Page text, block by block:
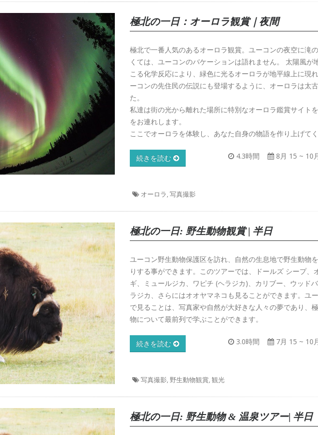
極北の一日：オーロラ観賞｜夜間
極北で一番人気のあるオーロラ観賞。ユーコンの夜空に滝
くては、ユーコンのバケーションは語れません。 太陽風が
こる化学反応により、緑色に光るオーロラが地平線上に現
ーコンの先住民の伝説にも登場するように、オーロラは太
た。
私達は街の光から離れた場所に特別なオーロラ鑑賞サイト
をお連れします。
ここでオーロラを体験し、あなた自身の物語を作り上げてく
4.3時間 8月 15 ~ 10
続きを読む
オーロラ, 写真撮影
極北の一日: 野生動物観賞 | 半日
ユーコン野生動物保護区を訪れ、自然の生息地で野生動物
りする事ができます。このツアーでは、ドールズ シープ、
ギ、ミュールジカ、ワピチ (ヘラジカ)、カリブー、ウッド
ラジカ、さらにはオオヤマネコも見ることができます。ユ
で見ることは、写真家や自然が大好きな人々の夢であり、
物について最前列で学ぶことができます。
3.0時間 7月 15 ~ 10
続きを読む
写真撮影, 野生動物観賞, 観光
極北の一日: 野生動物 & 温泉ツアー| 半日